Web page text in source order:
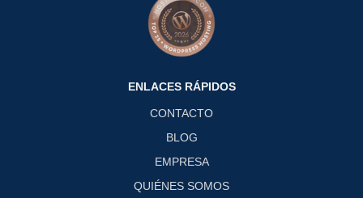
ENLACES RÁPIDOS
CONTACTO
BLOG
EMPRESA
QUIÉNES SOMOS